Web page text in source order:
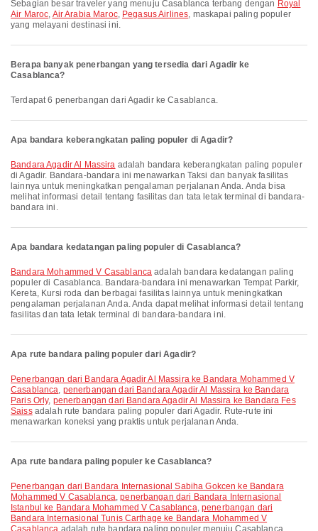
Sebagian besar traveler yang menuju Casablanca terbang dengan Royal
Air Maroc, Air Arabia Maroc, Pegasus Airlines, maskapai paling populer
yang melayani destinasi ini.
Berapa banyak penerbangan yang tersedia dari Agadir ke
Casablanca?
Terdapat 6 penerbangan dari Agadir ke Casablanca.
Apa bandara keberangkatan paling populer di Agadir?
Bandara Agadir Al Massira adalah bandara keberangkatan paling populer
di Agadir. Bandara-bandara ini menawarkan Taksi dan banyak fasilitas
lainnya untuk meningkatkan pengalaman perjalanan Anda. Anda bisa
melihat informasi detail tentang fasilitas dan tata letak terminal di bandara-
bandara ini.
Apa bandara kedatangan paling populer di Casablanca?
Bandara Mohammed V Casablanca adalah bandara kedatangan paling
populer di Casablanca. Bandara-bandara ini menawarkan Tempat Parkir,
Kereta, Kursi roda dan berbagai fasilitas lainnya untuk meningkatkan
pengalaman perjalanan Anda. Anda dapat melihat informasi detail tentang
fasilitas dan tata letak terminal di bandara-bandara ini.
Apa rute bandara paling populer dari Agadir?
penerbangan dari Bandara Agadir Al Massira ke Bandara Mohammed V
Casablanca, penerbangan dari Bandara Agadir Al Massira ke Bandara
Paris Orly, penerbangan dari Bandara Agadir Al Massira ke Bandara Fes
Saissadalah rute bandara paling populer dari Agadir. Rute-rute ini
menawarkan koneksi yang praktis untuk perjalanan Anda.
Apa rute bandara paling populer ke Casablanca?
penerbangan dari Bandara Internasional Sabiha Gokcen ke Bandara
Mohammed V Casablanca,penerbangan dari Bandara Internasional
Istanbul ke Bandara Mohammed V Casablanca,penerbangan dari
Bandara Internasional Tunis Carthage ke Bandara Mohammed V
Casablanca adalah rute bandara paling populer menuju Casablanca.